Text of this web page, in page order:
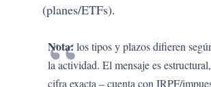
(planes/ETFs).
Nota:los tipos y plazos difieren
la actividad. El mensaje es
cifra exacta – cuenta con IRPF/